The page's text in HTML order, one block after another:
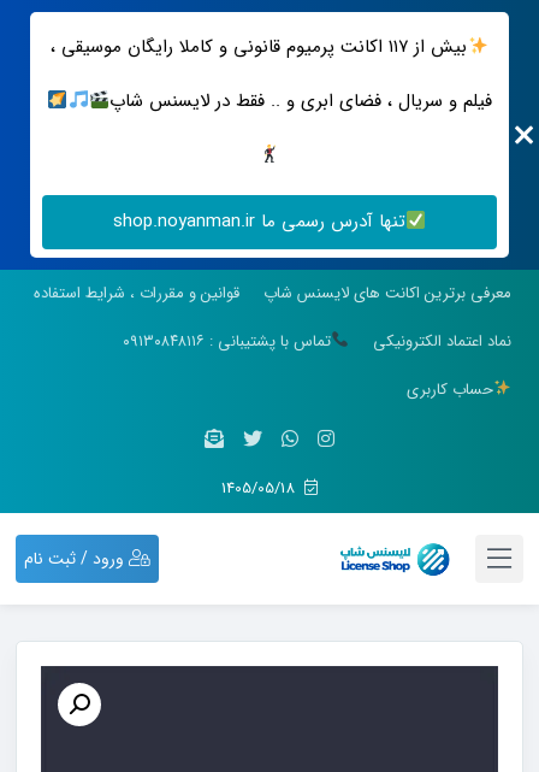
بیش از ۱۱۷ اکانت پرمیوم قانونی و کاملا رایگان موسیقی ،
فیلم و سریال ، فضای ابری و .. فقط در لایسنس شاپ
تنها آدرس رسمی ما shop.noyanman.ir
معرفی برترین اکانت های لایسنس شاپ
قوانین و مقررات ، شرایط استفاده
نماد اعتماد الکترونیکی
تماس با پشتیبانی : ۰۹۱۳۰۸۴۸۱۱۶
حساب کاربری
ورود / ثبت نام